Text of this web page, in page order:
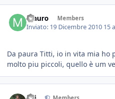
Mauro Members
Inviato: 19 Dicembre 2010 15
Da paura Titti, io in vita mia ho
molto piu piccoli, quello è um
Members